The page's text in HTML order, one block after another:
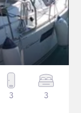
3 3